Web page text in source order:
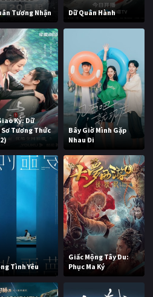
Tương Nhận Dữ Quân Hành
Ký: Dữ
Tương Thức
Bây Giờ Mình Gặp
Nhau Đi
Tình Yêu
Giấc Mộng Tây Du:
Phục Ma Ký